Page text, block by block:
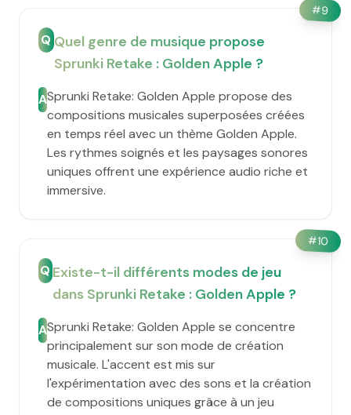
#9
Q Quel genre de musique propose
Sprunki Retake : Golden Apple ?
ASprunki Retake: Golden Apple propose des
compositions musicales superposées créées
en temps réel avec un thème Golden Apple.
Les rythmes soignés et les paysages sonores
uniques offrent une expérience audio riche et
immersive.
#10
QExiste-t-il différents modes de jeu
dans Sprunki Retake : Golden Apple ?
ASprunki Retake: Golden Apple se concentre
principalement sur son mode de création
musicale. L'accent est mis sur
l'expérimentation avec des sons et la création
de compositions uniques grâce à un jeu